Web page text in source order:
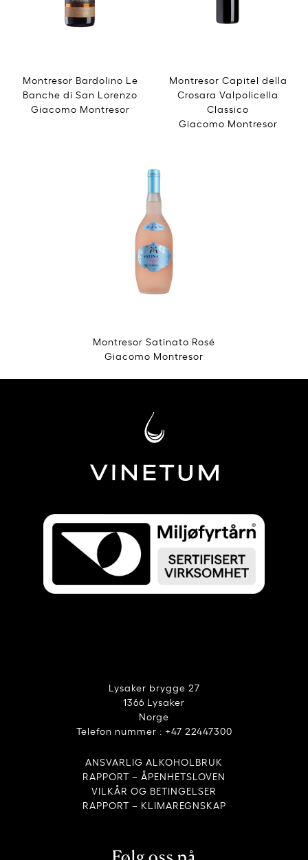
Montresor Bardolino Le
Banche di San Lorenzo
Giacomo Montresor
Montresor Capitel della
Crosara Valpolicella
Classico
Giacomo Montresor
Montresor Satinato Rosé
Giacomo Montresor
Lysaker brygge 27
1366 Lysaker
Norge
Telefon nummer : +47 22447300
ANSVARLIG ALKOHOLBRUK
RAPPORT – ÅPENHETSLOVEN
VILKÅR OG BETINGELSER
RAPPORT – KLIMAREGNSKAP